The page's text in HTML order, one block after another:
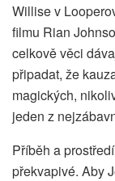
Willise v
filmu Rian
celkově věci
připadat, že
magických,
jeden z
Příběh a
překvapivé. Aby